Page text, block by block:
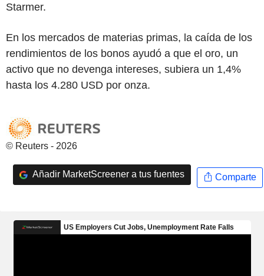
Starmer.
En los mercados de materias primas, la caída de los
rendimientos de los bonos ayudó a que el oro, un
activo que no devenga intereses, subiera un 1,4%
hasta los 4.280 USD por onza.
© Reuters - 2026
Añadir MarketScreener a tus fuentes Comparte